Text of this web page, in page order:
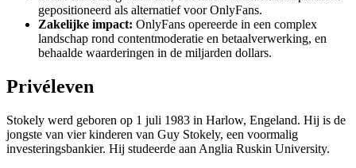
gepositioneerd als alternatief voor OnlyFans.
Zakelijke impact: OnlyFans opereerde in een complex
landschap rond contentmoderatie en betaalverwerking, en
behaalde waarderingen in de miljarden dollars.
Privéleven
Stokely werd geboren op 1 juli 1983 in Harlow, Engeland. Hij is de
jongste van vier kinderen van Guy Stokely, een voormalig
investeringsbankier. Hij studeerde aan Anglia Ruskin University.